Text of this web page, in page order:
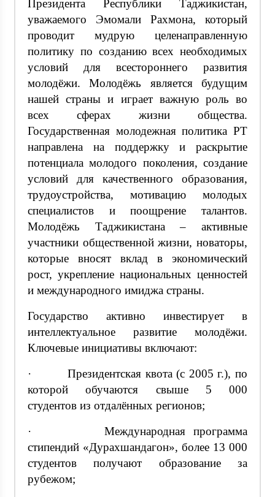
Президента Республики Таджикистан,
уважаемого Эмомали Рахмона, который
проводит мудрую целенаправленную
политику по созданию всех необходимых
условий для всестороннего развития
молодёжи. Молодёжь является будущим
нашей страны и играет важную роль во
всех сферах жизни общества.
Государственная молодежная политика РТ
направлена на поддержку и раскрытие
потенциала молодого поколения, создание
условий для качественного образования,
трудоустройства, мотивацию молодых
специалистов и поощрение талантов.
Молодёжь Таджикистана – активные
участники общественной жизни, новаторы,
которые вносят вклад в экономический
рост, укрепление национальных ценностей
и международного имиджа страны.
Государство активно инвестирует в
интеллектуальное развитие молодёжи.
Ключевые инициативы включают:
· Президентская квота (с 2005 г.), по
которой обучаются свыше 5 000
студентов из отдалённых регионов;
· Международная программа
стипендий «Дурахшандагон», более 13 000
студентов получают образование за
рубежом;